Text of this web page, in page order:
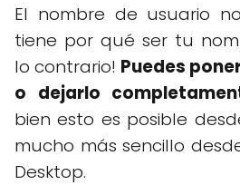
El nombre de usuario
tiene por qué ser tu
lo contrario! Puedes
o dejarlo
bien esto es posible
mucho más sencillo
Desktop.